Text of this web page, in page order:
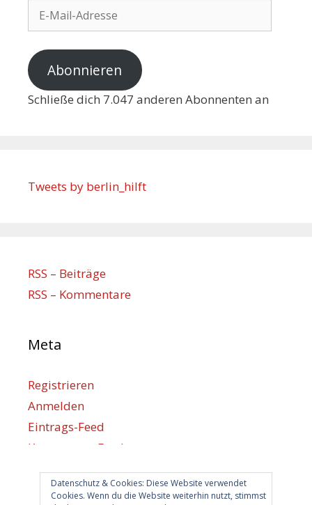
Abonnieren
Schließe dich 7.047 anderen Abonnenten an
Datenschutz & Cookies: Diese Website verwendet
Cookies. Wenn du die Website weiterhin nutzt, stimmst
Tweets by berlin_hilft
RSS – Beiträge
RSS – Kommentare
Meta
Registrieren
Anmelden
Eintrags-Feed
Kommentar-Feed
WordPress.org